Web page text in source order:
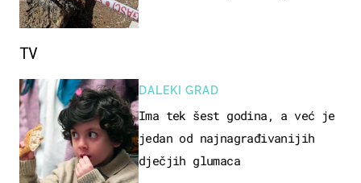
TV
DALEKI GRAD
Ima tek šest godina, a već je
jedan od najnagrađivanijih
dječjih glumaca